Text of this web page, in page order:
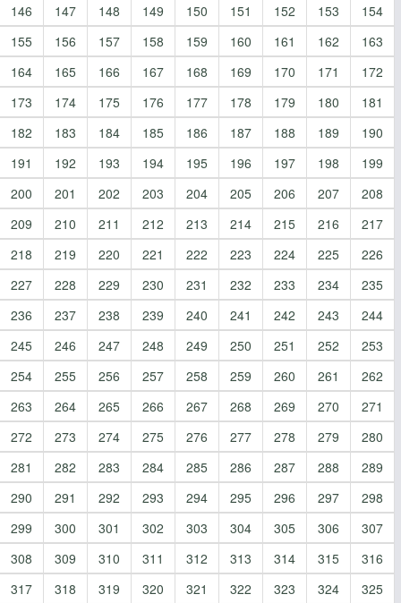
146
147 148 149 150 151 152 153
154
155
156 157 158 159 160 161 162
163
164
165 166 167 168 169 170 171
172
173
174 175 176 177 178 179 180
181
182
183 184 185 186 187 188 189
190
191
192 193 194 195 196 197 198
199
200
201 202 203 204 205 206 207
208
209
210 211 212 213 214 215 216
217
218
219 220 221 222 223 224 225
226
227
228 229 230 231 232 233 234
235
236
237 238 239 240 241 242 243
244
245
246 247 248 249 250 251 252
253
254
255 256 257 258 259 260 261
262
263
264 265 266 267 268 269 270
271
272
273 274 275 276 277 278 279
280
281
282 283 284 285 286 287 288
289
290
291 292 293 294 295 296 297
298
299
300 301 302 303 304 305 306
307
308
309 310 311 312 313 314 315
316
317
318 319 320 321 322 323 324
325